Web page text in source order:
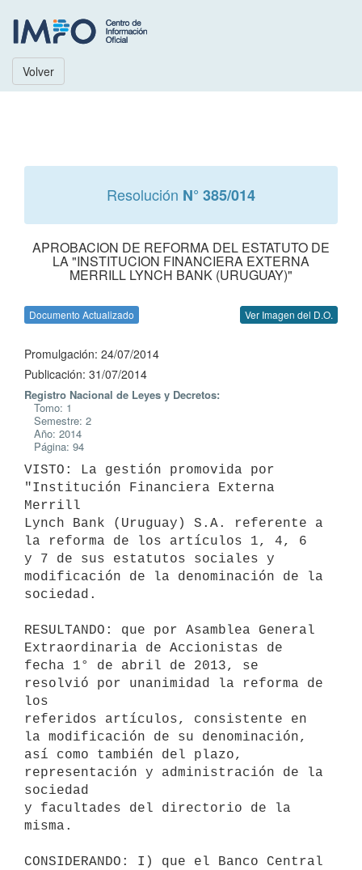
Volver
Resolución N° 385/014
APROBACION DE REFORMA DEL ESTATUTO DE
LA "INSTITUCION FINANCIERA EXTERNA
MERRILL LYNCH BANK (URUGUAY)"
Documento Actualizado Ver Imagen del D.O.
Promulgación: 24/07/2014
Publicación: 31/07/2014
Registro Nacional de Leyes y Decretos:
Tomo: 1
Semestre: 2
Año: 2014
Página: 94
VISTO: La gestión promovida por
"Institución Financiera Externa
Merrill
Lynch Bank (Uruguay) S.A. referente a
la reforma de los artículos 1, 4, 6
y 7 de sus estatutos sociales y
modificación de la denominación de la
sociedad.
RESULTANDO: que por Asamblea General
Extraordinaria de Accionistas de
fecha 1° de abril de 2013, se
resolvió por unanimidad la reforma de
los
referidos artículos, consistente en
la modificación de su denominación,
así como también del plazo,
representación y administración de la
sociedad
y facultades del directorio de la
misma.
CONSIDERANDO: I) que el Banco Central